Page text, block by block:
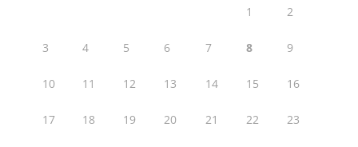
1 2
3 4 5 6 7 8 9
10 11 12 13 14 15 16
17 18 19 20 21 22 23